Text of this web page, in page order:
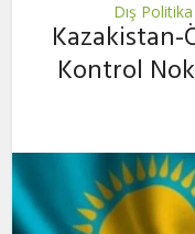
Dış Politika
Kazakistan-
Kontrol